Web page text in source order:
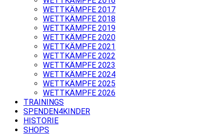
WETTKÄMPFE 2017
WETTKÄMPFE 2018
WETTKÄMPFE 2019
WETTKÄMPFE 2020
WETTKÄMPFE 2021
WETTKÄMPFE 2022
WETTKÄMPFE 2023
WETTKÄMPFE 2024
WETTKÄMPFE 2025
WETTKÄMPFE 2026
TRAININGS
SPENDEN4KINDER
HISTORIE
SHOPS